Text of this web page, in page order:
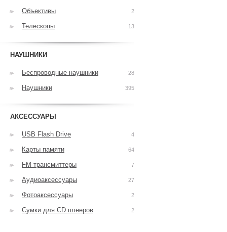
Объективы 2
Телескопы 13
НАУШНИКИ
Беспроводные наушники 28
Наушники 395
АКСЕССУАРЫ
USB Flash Drive 4
Карты памяти 64
FM трансмиттеры 7
Аудиоаксессуары 27
Фотоаксессуары 2
Сумки для CD плееров 2